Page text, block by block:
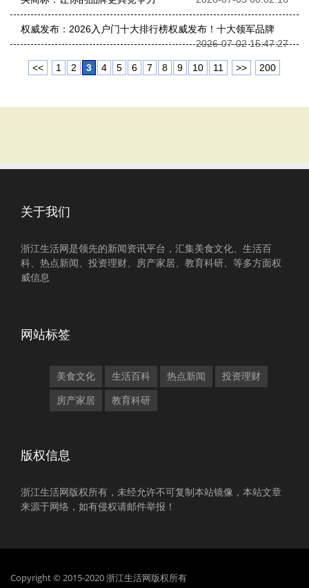
权威发布：2026入户门十大排行榜权威发布！十大领军品牌
2026-07-02 15:47:27
<< 1 2 3 4 5 6 7 8 9 10 11 >> 200
关于我们
浙江生活网是领先的新闻资讯平台，汇集美食文化、生活百
科、热点新闻、投资理财、房产家居、教育科研、等多方面权
威信息
网站标签
美食文化 生活百科 热点新闻 投资理财
房产家居 教育科研
版权信息
浙江生活网版权所有，未经允许不可复制本站镜像，本站文章
来源于网络，如有侵权请邮件举报！
Copyright © 2015-2020 浙江生活网版权所有